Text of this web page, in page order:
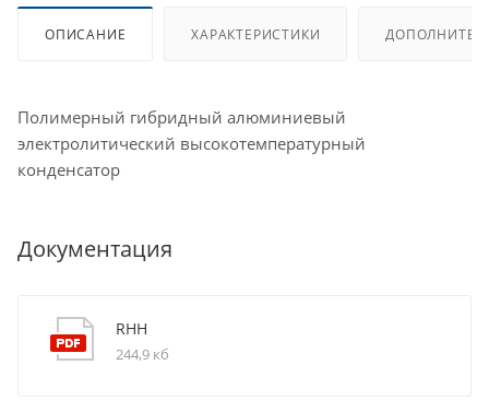
ОПИСАНИЕ ХАРАКТЕРИСТИКИ
Полимерный гибридный алюминиевый
электролитический высокотемпературный
конденсатор
Документация
RHH
244,9 кб